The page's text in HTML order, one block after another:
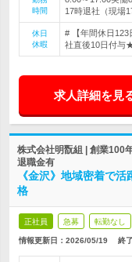
時間
17時退社（現場
休日
休暇
# 【年間休日123
社直後10日付与
求人詳細を見
株式会社明翫組 | 創業100
退職金有
《金沢》地域密着で
格
正社員 急募 転勤なし
情報更新日：2026/05/19 終